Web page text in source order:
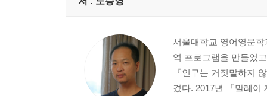
7장 슈테판 츠바이크와의 저녁식사
- 왜 우리는 환자의 말과 행동을 개인적으로 받아들
8장 배후 조종자
서울대학교 영어영문
역 프로그램을 만들었
『인구는 거짓말하지
겼다. 2017년 『말레이